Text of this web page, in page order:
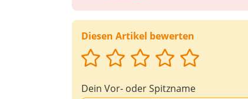
Diesen Artikel bewerten
Dein Vor- oder Spitzname